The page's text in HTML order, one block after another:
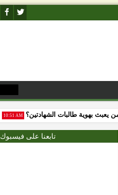
10:51 AM بهوية طالبات الشهادتين؟
تابعنا على فيسبوك